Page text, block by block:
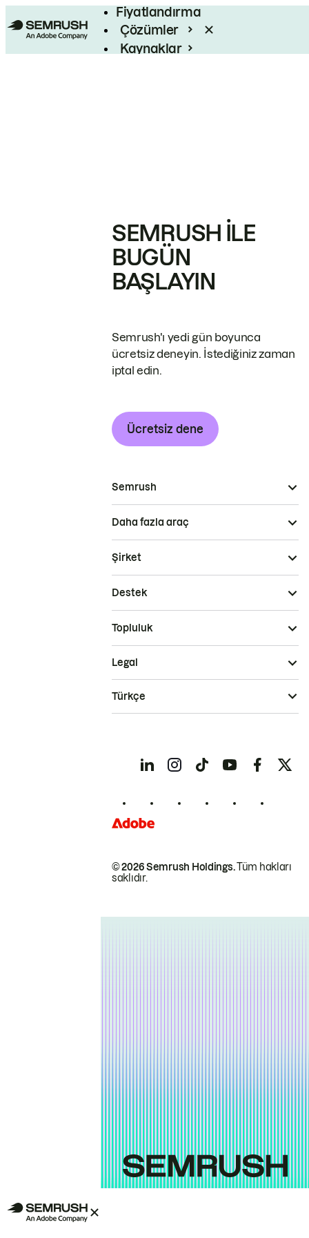
Fiyatlandırma
Çözümler
Kaynaklar
SEMRUSH ILE
BUGÜN
BAŞLAYIN
Semrush'ı yedi gün boyunca
ücretsiz deneyin. İstediğiniz zaman
iptal edin.
Ücretsiz dene
Semrush
Daha fazla araç
Şirket
Destek
Topluluk
© 2026 Semrush Holdings.Tüm hakları
saklıdır.
Legal
Türkçe